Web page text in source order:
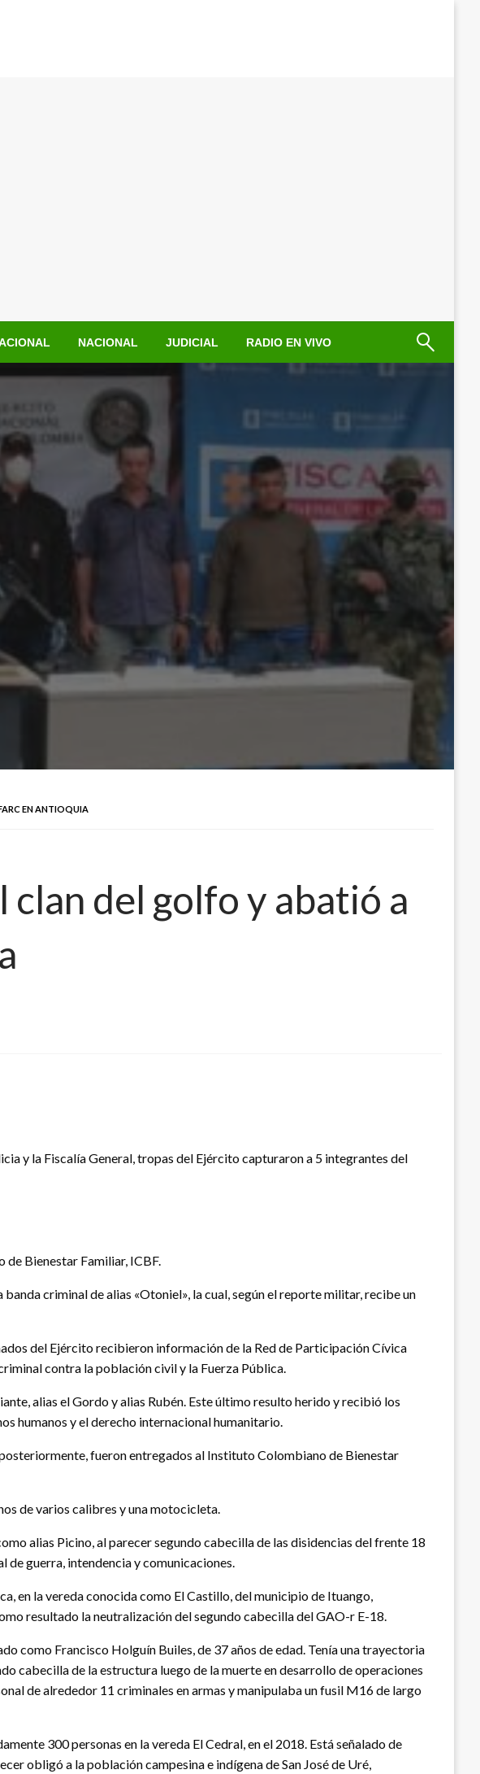
NACIONAL JUDICIAL RADIO EN VIVO
EN ANTIOQUIA
del golfo y abatió a
y la Fiscalía General, tropas del Ejército capturaron a 5 integrantes del
de Bienestar Familiar, ICBF.
criminal de alias «Otoniel», la cual, según el reporte militar, recibe un
del Ejército recibieron información de la Red de Participación Cívica
contra la población civil y la Fuerza Pública.
alias el Gordo y alias Rubén. Este último resulto herido y recibió los
humanos y el derecho internacional humanitario.
fueron entregados al Instituto Colombiano de Bienestar
de varios calibres y una motocicleta.
alias Picino, al parecer segundo cabecilla de las disidencias del frente 18
de guerra, intendencia y comunicaciones.
en la vereda conocida como El Castillo, del municipio de Ituango,
resultado la neutralización del segundo cabecilla del GAO-r E-18.
como Francisco Holguín Builes, de 37 años de edad. Tenía una trayectoria
cabecilla de la estructura luego de la muerte en desarrollo de operaciones
de alrededor 11 criminales en armas y manipulaba un fusil M16 de largo
300 personas en la vereda El Cedral, en el 2018. Está señalado de
obligó a la población campesina e indígena de San José de Uré,